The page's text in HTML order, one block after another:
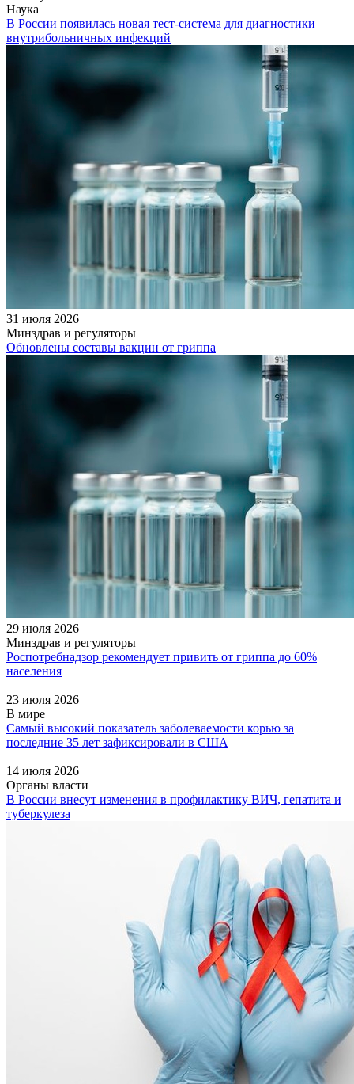
Наука
В России появилась новая тест-система для диагностики
внутрибольничных инфекций
31 июля 2026
Минздрав и регуляторы
Обновлены составы вакцин от гриппа
29 июля 2026
Минздрав и регуляторы
Роспотребнадзор рекомендует привить от гриппа до 60%
населения
23 июля 2026
В мире
Самый высокий показатель заболеваемости корью за
последние 35 лет зафиксировали в США
14 июля 2026
Органы власти
В России внесут изменения в профилактику ВИЧ, гепатита и
туберкулеза